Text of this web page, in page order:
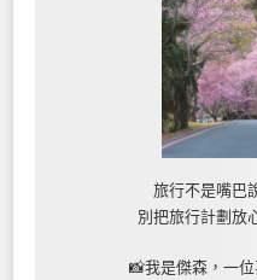
旅行不是嘴巴
別把旅行計劃放
📸我是傑森，一